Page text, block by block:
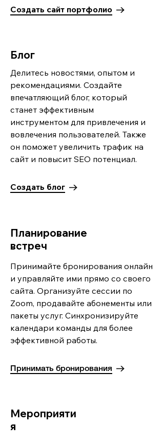
Создать сайт портфолио
Блог
Делитесь новостями, опытом и
рекомендациями. Создайте
впечатляющий блог, который
станет эффективным
инструментом для привлечения и
вовлечения пользователей. Также
он поможет увеличить трафик на
сайт и повысит SEO потенциал.
Создать блог
Планирование
встреч
Принимайте бронирования онлайн
и управляйте ими прямо со своего
сайта. Организуйте сессии по
Zoom, продавайте абонементы или
пакеты услуг. Синхронизируйте
календари команды для более
эффективной работы.
Принимать бронирования
Мероприяти
я